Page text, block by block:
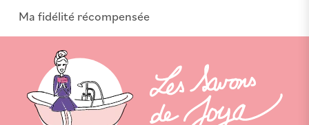
Ma fidélité récompensée